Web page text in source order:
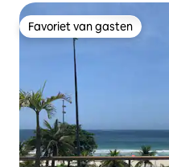
Favoriet van gasten
Favoriet van gasten